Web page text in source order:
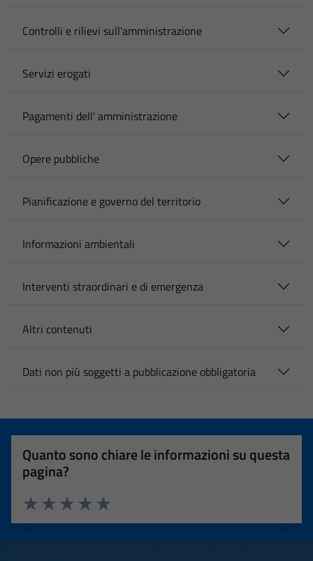
Controlli e rilievi sull'amministrazione
Servizi erogati
Pagamenti dell' amministrazione
Opere pubbliche
Pianificazione e governo del territorio
Informazioni ambientali
Interventi straordinari e di emergenza
Altri contenuti
Dati non più soggetti a pubblicazione obbligatoria
Quanto sono chiare le informazioni su questa
pagina?
Valuta 5 stelle su 5
Valuta 4 stelle su 5
Valuta 3 stelle su 5
Valuta 2 stelle su 5
Valuta 1 stelle su 5